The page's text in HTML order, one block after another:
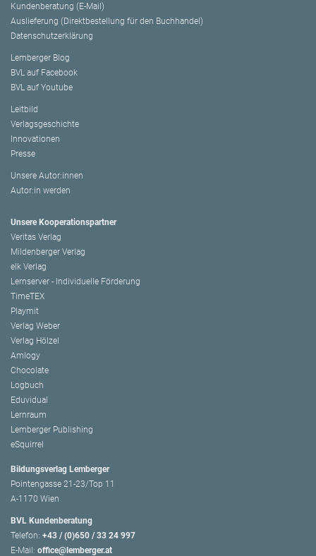
Kundenberatung (E-Mail)
Auslieferung (Direktbestellung für den Buchhandel)
Datenschutzerklärung
Lemberger Blog
BVL auf Facebook
BVL auf Youtube
Leitbild
Verlagsgeschichte
Innovationen
Presse
Unsere Autor:innen
Autor:in werden
Unsere Kooperationspartner
Veritas Verlag
Mildenberger Verlag
elk Verlag
Lernserver - Individuelle Förderung
TimeTEX
Playmit
Verlag Weber
Verlag Hölzel
Amlogy
Chocolate
Logbuch
Eduvidual
Lernraum
Lemberger Publishing
eSquirrel
Bildungsverlag Lemberger
Pointengasse 21-23/Top 11
A-1170 Wien
BVL Kundenberatung
Telefon: +43 / (0)650 / 33 24 997
E-Mail: office@lemberger.at